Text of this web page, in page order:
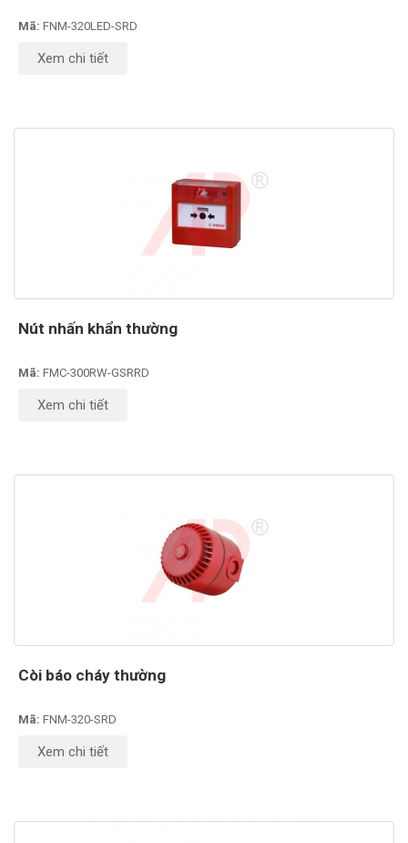
Mã: FNM-320LED-SRD
Xem chi tiết
Nút nhấn khẩn thường
Mã: FMC-300RW-GSRRD
Xem chi tiết
Còi báo cháy thường
Mã: FNM-320-SRD
Xem chi tiết